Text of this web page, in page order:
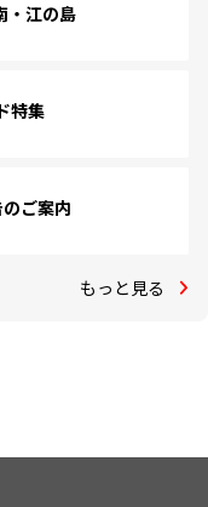
・江の島
特集
のご案内
もっと見る